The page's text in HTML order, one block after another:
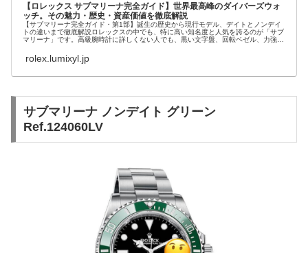
【ロレックス サブマリーナ完全ガイド】世界最高峰のダイバーズウォ
ッチ。その魅力・歴史・資産価値を徹底解説
【サブマリーナ完全ガイド・第1部】誕生の歴史から現行モデル、デイトとノンデイ
トの違いまで徹底解説ロレックスの中でも、特に高い知名度と人気を誇るのが「サブ
マリーナ」です。高級腕時計に詳しくない人でも、黒い文字盤、回転ベゼル、力強い
rolex.lumixyl.jp
サブマリーナ ノンデイト グリーン
Ref.124060LV